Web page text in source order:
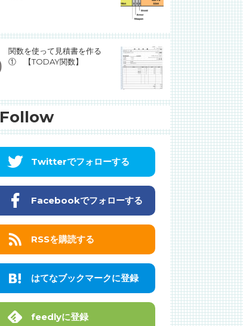
関数を使って見積書を作る
① 【TODAY関数】
Follow
Twitterでフォローする
Facebookでフォローする
RSSを購読する
はてなブックマークに登録
feedlyに登録